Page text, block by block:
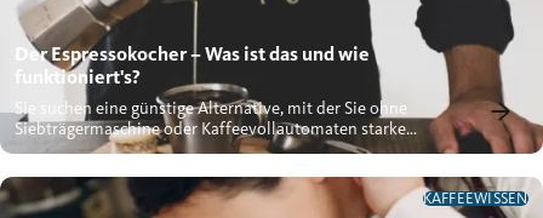
Der Espressokocher – Was ist das und wie
funktioniert's?
Sie suchen eine günstige Alternative, mit der Sie ohne
Siebträgermaschine oder Kaffeevollautomaten starken
Kaffee...
KAFFEEWISSEN